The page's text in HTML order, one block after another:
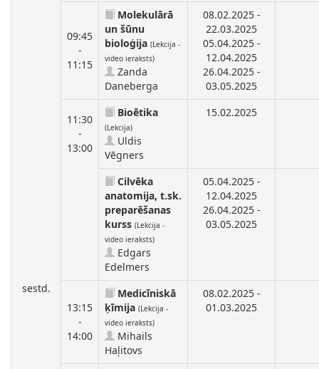
sestd.
09:45
-
11:15
Molekulārā
un šūnu
bioloģija (Lekcija -
video ieraksts)
Zanda
Daneberga
08.02.2025 -
22.03.2025
05.04.2025 -
12.04.2025
26.04.2025 -
03.05.2025
11:30
-
13:00
Bioētika
(Lekcija)
Uldis
Vēgners
15.02.2025
Cilvēka
anatomija, t.sk.
preparēšanas
kurss (Lekcija -
video ieraksts)
Edgars
Edelmers
05.04.2025 -
12.04.2025
26.04.2025 -
03.05.2025
13:15
-
14:00
Medicīniskā
ķīmija (Lekcija -
video ieraksts)
Mihails
Haļitovs
08.02.2025 -
01.03.2025